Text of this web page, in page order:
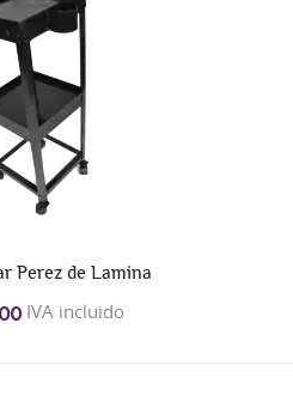
Perez de Lamina
IVA incluido